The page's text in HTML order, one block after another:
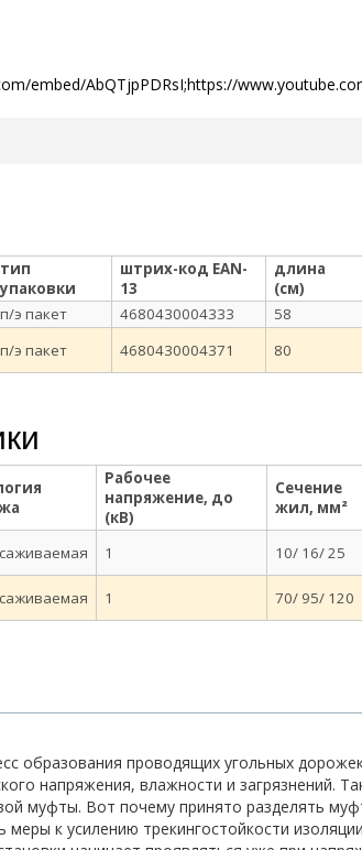
embed/AbQTjpPDRsI;https://
тип
упаковки
штрих-код EAN-
13
длина
(см)
п/э пакет 4680430004333 58
п/э пакет 4680430004371 80
Рабочее
напряжение, до
(кВ)
Сечение
жил, мм²
1 10/ 16/ 25
1 70/ 95/ 120
образования проводящих угольных
напряжения, влажности и загрязнений.
муфты. Вот почему принято разделять
к усилению трекингостойкости